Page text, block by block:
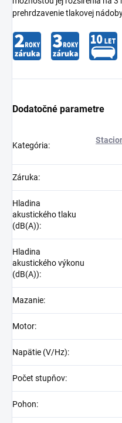
prehrdzavenie tlakovej
Dodatočné parametre
Kategória:
Záruka:
Hladina
akustického tlaku
(dB(A)):
Hladina
akustického výkonu
(dB(A)):
Mazanie:
Motor:
Napätie (V/Hz):
Počet stupňov:
Pohon: